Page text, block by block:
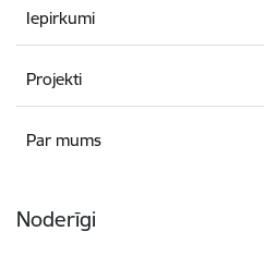
Iepirkumi
Projekti
Par mums
Noderīgi